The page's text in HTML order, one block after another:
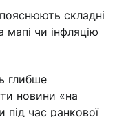
пояснюють складні
мапі чи інфляцію
глибше
новини «на
час ранкової